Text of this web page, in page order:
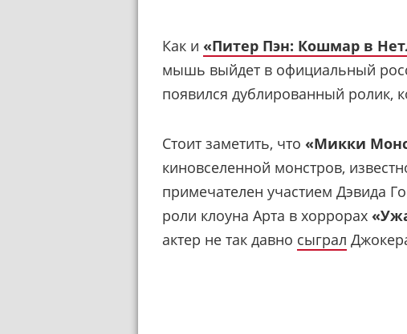
Как и «Питер Пэн: Кошмар в
мышь выйдет в официальный
появился дублированный ролик,
Стоит заметить, что «Микки
киновселенной монстров,
примечателен участием Дэвида
роли клоуна Арта в хоррорах
актер не так давно сыграл